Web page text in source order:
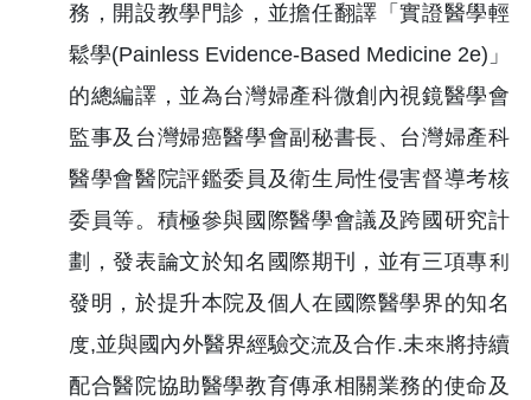
務，開設教學門診，並擔任翻譯「實證醫學輕
鬆學(Painless Evidence-Based Medicine 2e)」
的總編譯，並為台灣婦產科微創內視鏡醫學會
監事及台灣婦癌醫學會副秘書長、台灣婦產科
醫學會醫院評鑑委員及衛生局性侵害督導考核
委員等。積極參與國際醫學會議及跨國研究計
劃，發表論文於知名國際期刊，並有三項專利
發明，於提升本院及個人在國際醫學界的知名
度,並與國內外醫界經驗交流及合作.未來將持續
配合醫院協助醫學教育傳承相關業務的使命及